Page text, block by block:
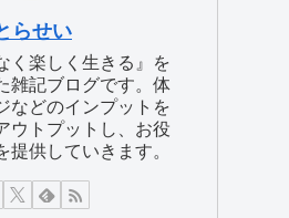
らせい
く楽しく生きる』を
雑記ブログです。体
などのインプットを
ウトプットし、お役
提供していきます。